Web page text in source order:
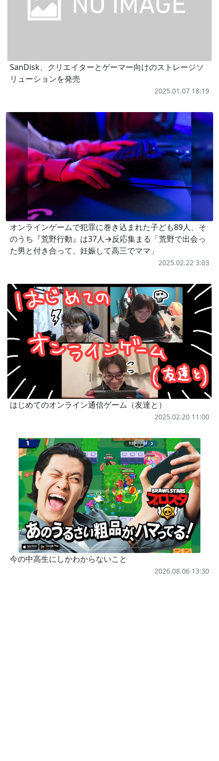
SanDisk、クリエイターとゲーマー向けのストレージソ
リューションを発売
2025.01.07 18:19
オンラインゲームで犯罪に巻き込まれた子ども89人、そ
のうち『荒野行動』は37人→反応集まる「荒野で出会っ
た男と付き合って、妊娠して高三でママ」
2025.02.22 3:03
はじめてのオンライン通信ゲーム（友達と）
2025.02.20 11:00
今の中高生にしかわからないこと
2026.08.06 13:30